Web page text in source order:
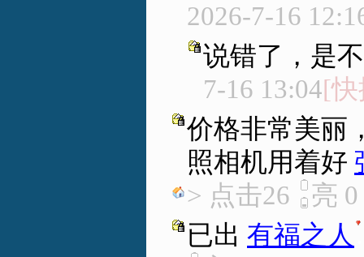
2026-7-16
说错了，是
7-16 13:04[
价格非常美丽
照相机用着好
> 点击26
亮 0
已出 有福之人 .